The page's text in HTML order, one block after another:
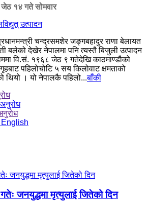
१४ गते सोमवार
चन्द्रसमशेर जङ्गबहादुर राणा बेलायत
बलेको देखेर नेपालमा पनि त्यस्तै बिजुली उत्पादन
वि.सं. १९६८ जेठ ९ गतेदेखि काठमाण्डौको
गृहबाट पहिलोचोटि ५ सय किलोवाट क्षमताको
थियो । यो नेपालकै पहिलो...बाँकी
जनयुद्धमा मृत्युलाई जितेको दिन